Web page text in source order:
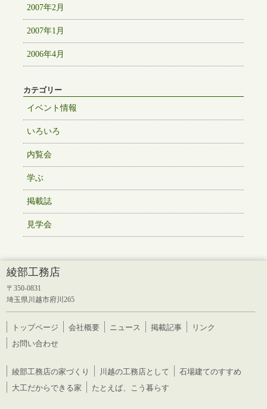
2007年2月
2007年1月
2006年4月
カテゴリー
イベント情報
いろいろ
内覧会
学ぶ
掲載誌
見学会
綾部工務店
〒350-0831
埼玉県川越市府川265
トップページ 会社概要 ニュース 掲載記事
リンク
お問い合わせ
綾部工務店の家づくり 川越の工務店として
石場建てのすすめ
大工だからできる家
たとえば、こう暮らす